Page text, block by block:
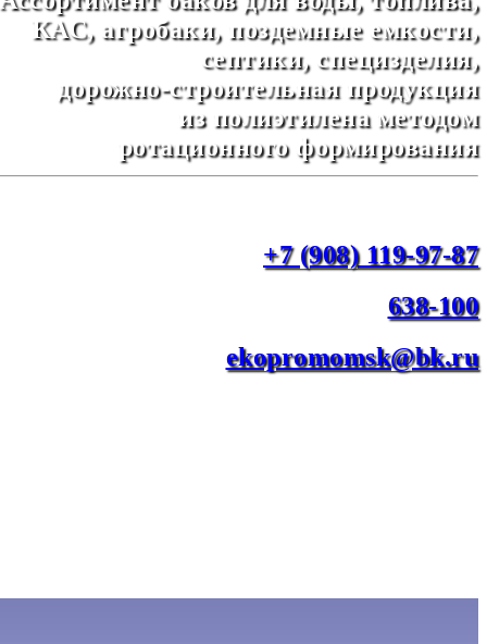
КАС, агробаки, поздемные емкости,
септики, специзделия,
дорожно-строительная продукция
из полиэтилена методом
ротационного формирования
+7 (908) 119-97-87
638-100
ekopromomsk@bk.ru